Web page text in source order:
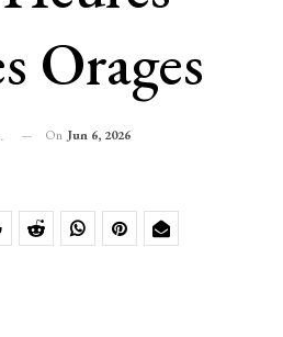
Orages
On Jun 6, 2026